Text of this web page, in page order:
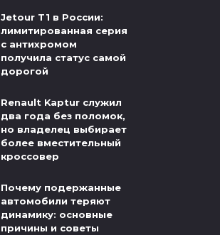
Jetour T1 в России:
лимитированная серия
с антихромом
получила статус самой
дорогой
Renault Kaptur служил
два года без поломок,
но владелец выбирает
более вместительный
кроссовер
Почему подержанные
автомобили теряют
динамику: основные
причины и советы